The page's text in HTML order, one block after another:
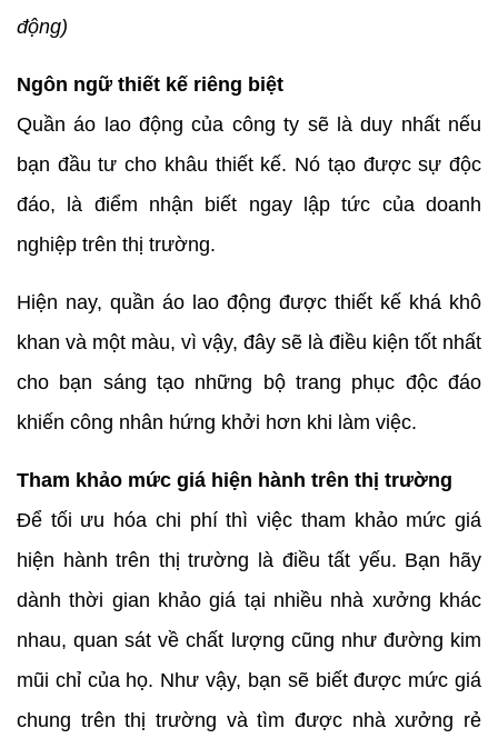
động)
Ngôn ngữ thiết kế riêng biệt
Quần áo lao động của công ty sẽ là duy nhất nếu
bạn đầu tư cho khâu thiết kế. Nó tạo được sự độc
đáo, là điểm nhận biết ngay lập tức của doanh
nghiệp trên thị trường.
Hiện nay, quần áo lao động được thiết kế khá khô
khan và một màu, vì vậy, đây sẽ là điều kiện tốt nhất
cho bạn sáng tạo những bộ trang phục độc đáo
khiến công nhân hứng khởi hơn khi làm việc.
Tham khảo mức giá hiện hành trên thị trường
Để tối ưu hóa chi phí thì việc tham khảo mức giá
hiện hành trên thị trường là điều tất yếu. Bạn hãy
dành thời gian khảo giá tại nhiều nhà xưởng khác
nhau, quan sát về chất lượng cũng như đường kim
mũi chỉ của họ. Như vậy, bạn sẽ biết được mức giá
chung trên thị trường và tìm được nhà xưởng rẻ